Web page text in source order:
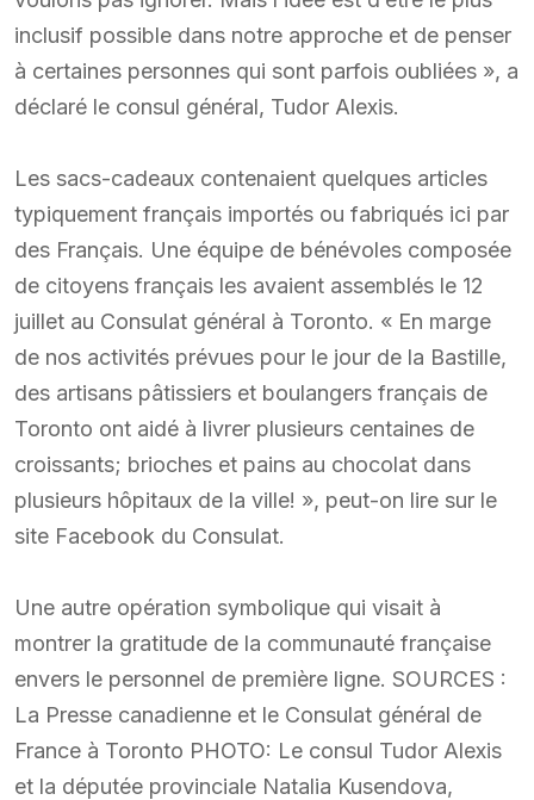
inclusif possible dans notre approche et de penser
à certaines personnes qui sont parfois oubliées », a
déclaré le consul général, Tudor Alexis.
Les sacs-cadeaux contenaient quelques articles
typiquement français importés ou fabriqués ici par
des Français. Une équipe de bénévoles composée
de citoyens français les avaient assemblés le 12
juillet au Consulat général à Toronto. « En marge
de nos activités prévues pour le jour de la Bastille,
des artisans pâtissiers et boulangers français de
Toronto ont aidé à livrer plusieurs centaines de
croissants; brioches et pains au chocolat dans
plusieurs hôpitaux de la ville! », peut-on lire sur le
site Facebook du Consulat.
Une autre opération symbolique qui visait à
montrer la gratitude de la communauté française
envers le personnel de première ligne. SOURCES :
La Presse canadienne et le Consulat général de
France à Toronto PHOTO: Le consul Tudor Alexis
et la députée provinciale Natalia Kusendova,